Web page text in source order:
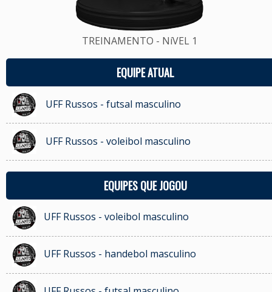
TREINAMENTO - NíVEL 1
EQUIPE ATUAL
UFF Russos - futsal masculino
UFF Russos - voleibol masculino
EQUIPES QUE JOGOU
UFF Russos - voleibol masculino
UFF Russos - handebol masculino